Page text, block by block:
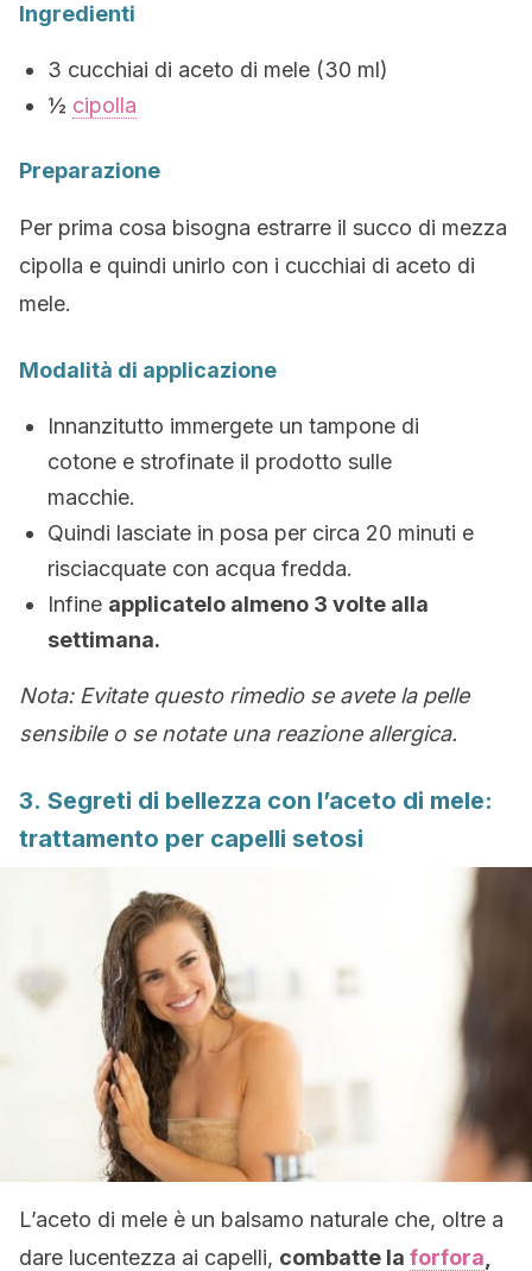
Ingredienti
3 cucchiai di aceto di mele (30 ml)
½ cipolla
Preparazione
Per prima cosa bisogna estrarre il succo di mezza
cipolla e quindi unirlo con i cucchiai di aceto di
mele.
Modalità di applicazione
Innanzitutto immergete un tampone di
cotone e strofinate il prodotto sulle
macchie.
Quindi lasciate in posa per circa 20 minuti e
risciacquate con acqua fredda.
Infine applicatelo almeno 3 volte alla
settimana.
Nota: Evitate questo rimedio se avete la pelle
sensibile o se notate una reazione allergica.
3. Segreti di bellezza con l’aceto di mele:
trattamento per capelli setosi
L’aceto di mele è un balsamo naturale che, oltre a
dare lucentezza ai capelli, combatte la forfora